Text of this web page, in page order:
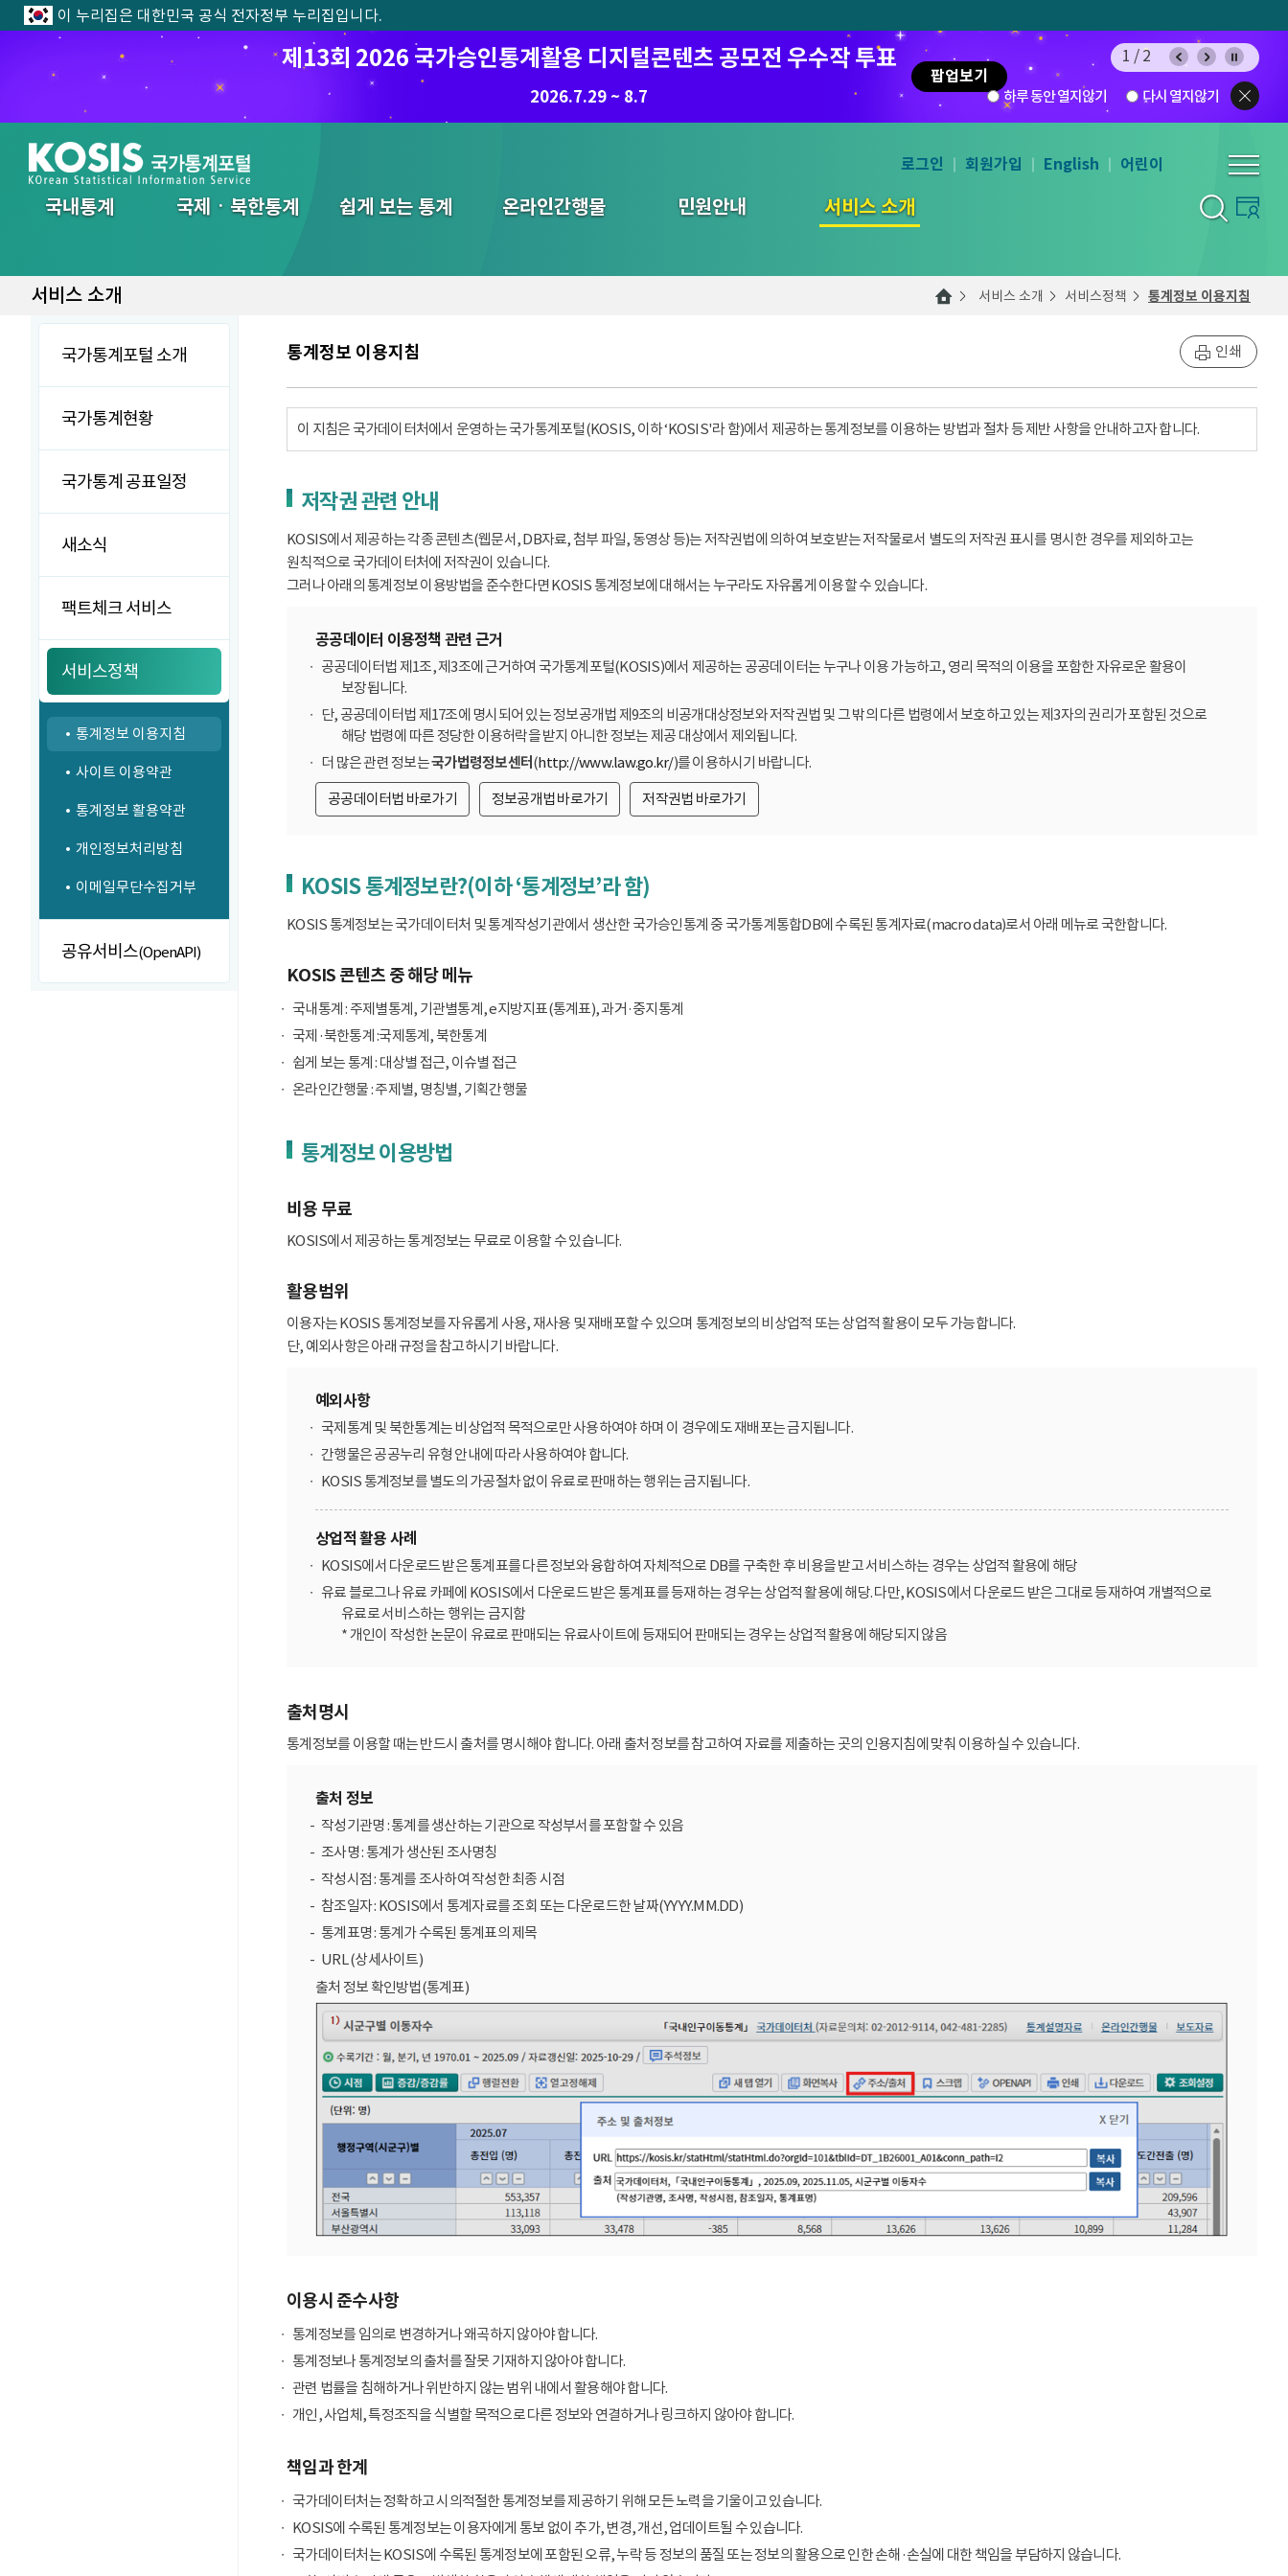
이 누리집은 대한민국 공식 전자정부 누리집입니다.
제13회 2026 국가승인통계활용 디지털콘텐츠 공모전 우수작 투표
2026.7.29 ~ 8.7
팝업보기
8.7.(금) ~ 8.21.(금)
1/2
하루 동안 열지않기 다시 열지않기
국내통계 국제ㆍ북한통계 쉽게 보는 통계 온라인간행물 민원안내 서비스 소개
통합검색
로그인 회원가입 English 어린이
서비스 소개 서비스 소개 서비스정책 통계정보 이용지침
국가통계포털 소개
국가통계현황
국가통계 공표일정
새소식
팩트체크 서비스
서비스정책
통계정보 이용지침
사이트 이용약관
통계정보 활용약관
개인정보처리방침
이메일무단수집거부
공유서비스(OpenAPI)
통계정보 이용지침 인쇄
이 지침은 국가데이터처에서 운영하는 국가통계포털(KOSIS, 이하 ‘KOSIS'라 함)에서 제공하는 통계정보를 이용하는 방법과 절차 등 제반 사항을 안내하고자 합니다.
저작권 관련 안내
KOSIS에서 제공하는 각종 콘텐츠(웹문서, DB자료, 첨부 파일, 동영상 등)는 저작권법에 의하여 보호받는 저작물로서 별도의 저작권 표시를 명시한 경우를 제외하고는
원칙적으로 국가데이터처에 저작권이 있습니다.
그러나 아래의 통계정보 이용방법을 준수한다면 KOSIS 통계정보에 대해서는 누구라도 자유롭게 이용할 수 있습니다.
공공데이터 이용정책 관련 근거
공공데이터법 제1조, 제3조에 근거하여 국가통계포털(KOSIS)에서 제공하는 공공데이터는 누구나 이용 가능하고, 영리 목적의 이용을 포함한 자유로운 활용이
보장됩니다.
단, 공공데이터법 제17조에 명시되어 있는 정보공개법 제9조의 비공개대상정보와 저작권법 및 그 밖의 다른 법령에서 보호하고 있는 제3자의 권리가 포함된 것으로
해당 법령에 따른 정당한 이용허락을 받지 아니한 정보는 제공 대상에서 제외됩니다.
더 많은 관련 정보는국가법령정보센터(http://www.law.go.kr/)를 이용하시기 바랍니다.
공공데이터법 바로가기
정보공개법 바로가기 저작권법 바로가기
KOSIS 통계정보란?(이하 ‘통계정보’라 함)
KOSIS 통계정보는 국가데이터처 및 통계작성기관에서 생산한 국가승인통계 중 국가통계통합DB에 수록된 통계자료(macro data)로서 아래 메뉴로 국한합니다.
KOSIS 콘텐츠 중 해당 메뉴
국내통계 : 주제별통계, 기관별통계, e지방지표(통계표), 과거·중지통계
국제·북한통계 :국제통계, 북한통계
쉽게 보는 통계 : 대상별 접근, 이슈별 접근
온라인간행물 : 주제별, 명칭별, 기획간행물
통계정보 이용방법
비용 무료
KOSIS에서 제공하는 통계정보는 무료로 이용할 수 있습니다.
활용범위
이용자는 KOSIS 통계정보를 자유롭게 사용, 재사용 및 재배포할 수 있으며 통계정보의 비상업적 또는 상업적 활용이 모두 가능합니다.
단, 예외사항은 아래 규정을 참고하시기 바랍니다.
예외사항
국제통계 및 북한통계는 비상업적 목적으로만 사용하여야 하며 이 경우에도 재배포는 금지됩니다.
간행물은 공공누리 유형 안내에 따라 사용하여야 합니다.
KOSIS 통계정보를 별도의 가공절차 없이 유료로 판매하는 행위는 금지됩니다.
상업적 활용 사례
KOSIS에서 다운로드 받은 통계표를 다른 정보와 융합하여 자체적으로 DB를 구축한 후 비용을 받고 서비스하는 경우는 상업적 활용에 해당
유료 블로그나 유료 카페에 KOSIS에서 다운로드 받은 통계표를 등재하는 경우는 상업적 활용에 해당. 다만, KOSIS에서 다운로드 받은 그대로 등재하여 개별적으로
유료로 서비스하는 행위는 금지함
* 개인이 작성한 논문이 유료로 판매되는 유료사이트에 등재되어 판매되는 경우는 상업적 활용에 해당되지 않음
출처명시
통계정보를 이용할 때는 반드시 출처를 명시해야 합니다. 아래 출처 정보를 참고하여 자료를 제출하는 곳의 인용지침에 맞춰 이용하실 수 있습니다.
출처 정보
작성기관명 : 통계를 생산하는 기관으로 작성부서를 포함할 수 있음
조사명 : 통계가 생산된 조사명칭
작성시점 : 통계를 조사하여 작성한 최종 시점
참조일자 : KOSIS에서 통계자료를 조회 또는 다운로드한 날짜(YYYY.MM.DD)
통계표명 : 통계가 수록된 통계표의 제목
URL (상세사이트)
출처 정보 확인방법(통계표)
이용시 준수사항
통계정보를 임의로 변경하거나 왜곡하지 않아야 합니다.
통계정보나 통계정보의 출처를 잘못 기재하지 않아야 합니다.
관련 법률을 침해하거나 위반하지 않는 범위 내에서 활용해야 합니다.
개인, 사업체, 특정조직을 식별할 목적으로 다른 정보와 연결하거나 링크하지 않아야 합니다.
책임과 한계
국가데이터처는 정확하고 시의적절한 통계정보를 제공하기 위해 모든 노력을 기울이고 있습니다.
KOSIS에 수록된 통계정보는 이용자에게 통보 없이 추가, 변경, 개선, 업데이트될 수 있습니다.
국가데이터처는 KOSIS에 수록된 통계정보에 포함된 오류, 누락 등 정보의 품질 또는 정보의 활용으로 인한 손해·손실에 대한 책임을 부담하지 않습니다.